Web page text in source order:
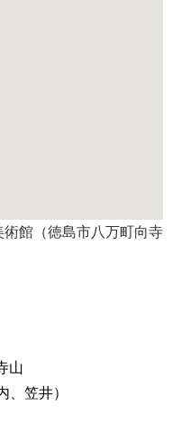
館（徳島市八万町向寺山
山
、笠井）